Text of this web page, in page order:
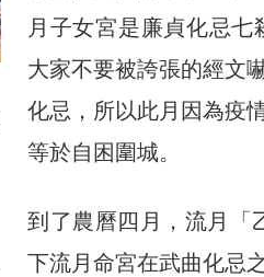
月子女宮是廉貞化忌七
大家不要被誇張的經文
化忌，所以此月因為疫
等於自困圍城。
到了農曆四月，流月「
下流月命宮在武曲化忌